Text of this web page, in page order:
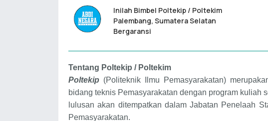
Inilah Bimbel Poltekip / Poltekim
Palembang, Sumatera Selatan
Bergaransi
Tentang Poltekip / Poltekim
Poltekip (Politeknik Ilmu Pemasyarakatan)
bidang teknis Pemasyarakatan dengan program kuliah
lulusan akan ditempatkan dalam Jabatan Penelaah
Pemasyarakatan.